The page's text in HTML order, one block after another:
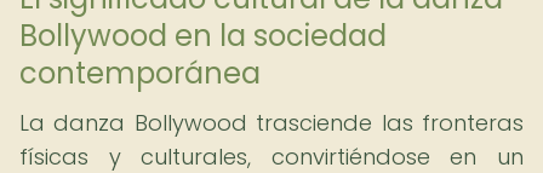
Bollywood en la sociedad
contemporánea
La danza Bollywood trasciende las fronteras
físicas y culturales, convirtiéndose en un